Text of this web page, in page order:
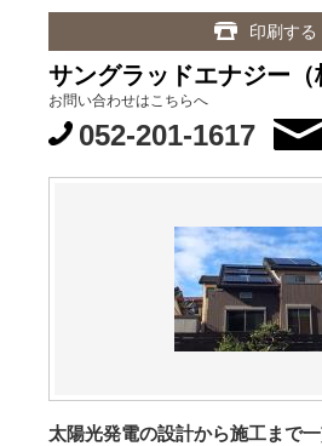
サングラッドエナジー（
お問い合わせはこちらへ
052-201-1617
太陽光発電の設計から施工まで
印刷する